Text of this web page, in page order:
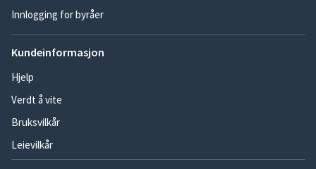
Innlogging for byråer
Kundeinformasjon
Hjelp
Verdt å vite
Bruksvilkår
Leievilkår